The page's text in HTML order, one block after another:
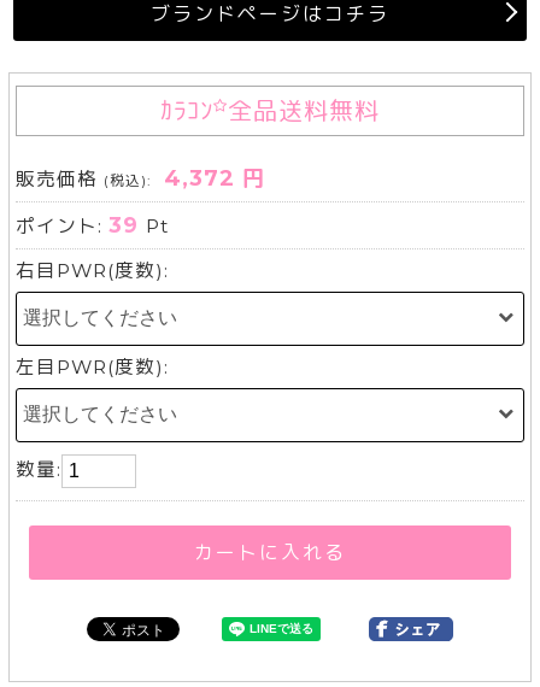
ブランドページはコチラ
ｶﾗｺﾝ 全品送料無料
販売価格 (税込): 4,372 円
ポイント:39 Pt
右目PWR(度数):
左目PWR(度数):
数量:
カートに入れる